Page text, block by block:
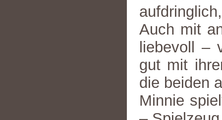
Auch mit
liebevoll –
gut mit
die beiden
Minnie